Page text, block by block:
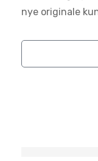
nye originale